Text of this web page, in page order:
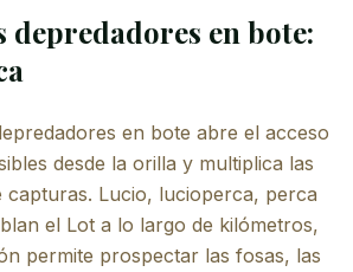
depredadores en bote:
en bote abre el acceso
desde la orilla y multiplica las
capturas. Lucio, lucioperca, perca
el Lot a lo largo de kilómetros,
permite prospectar las fosas, las